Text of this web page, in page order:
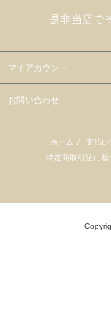
是非当店で
マイアカウント
お問い合わせ
ホーム / 支払い
特定商取引法に基